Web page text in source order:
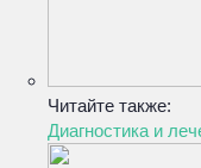
Читайте также:
Диагностика и